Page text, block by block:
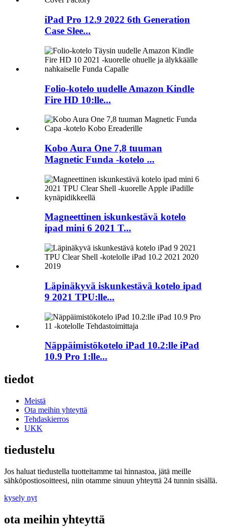
iPad Pro 12.9 2022 6th Generation
Case Slee...
Folio-kotelo uudelle Amazon Kindle
Fire HD 10:lle...
Kobo Aura One 7,8 tuuman
Magnetic Funda -kotelo ...
Magneettinen iskunkestävä kotelo
ipad mini 6 2021 T...
Läpinäkyvä iskunkestävä kotelo ipad
9 2021 TPU:lle...
Näppäimistökotelo iPad 10.2:lle iPad
10.9 Pro 1:lle...
tiedot
Meistä
Ota meihin yhteyttä
Tehdaskierros
UKK
tiedustelu
Jos haluat tiedustella tuotteitamme tai hinnastoa, jätä meille
sähköpostiosoitteesi, niin otamme sinuun yhteyttä 24 tunnin sisällä.
kysely nyt
ota meihin yhteyttä